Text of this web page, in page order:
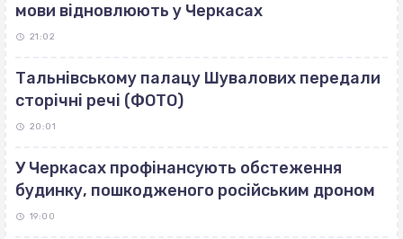
мови відновлюють у Черкасах
21:02
Тальнівському палацу Шувалових передали
сторічні речі (ФОТО)
20:01
У Черкасах профінансують обстеження
будинку, пошкодженого російським дроном
19:00